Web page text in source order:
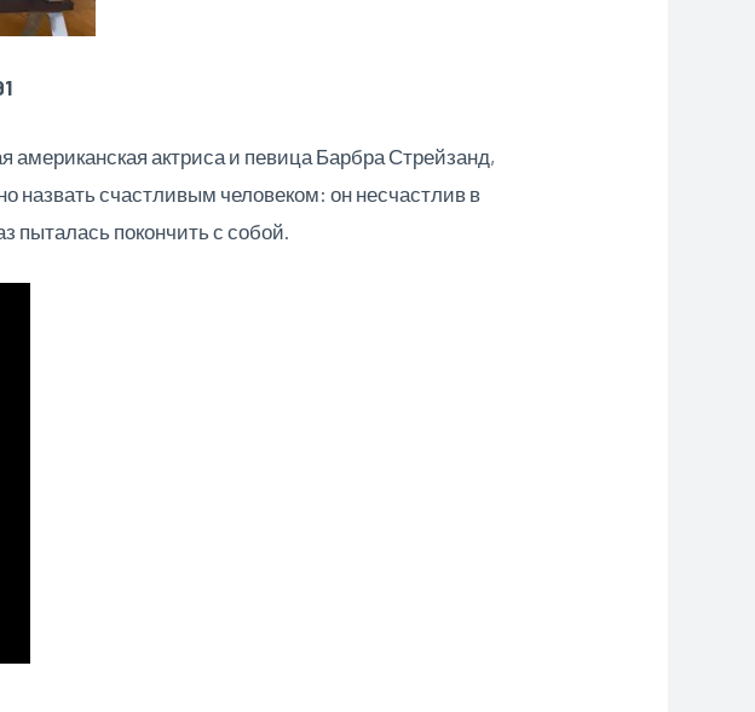
актриса и певица Барбра Стрейзанд,
назвать счастливым человеком: он несчастлив в
пыталась покончить с собой.